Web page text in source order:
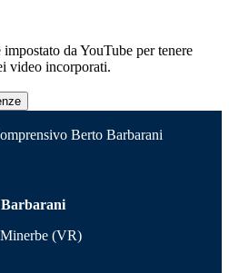
da YouTube per tenere
video incorporati.
Berto Barbarani
(VR)